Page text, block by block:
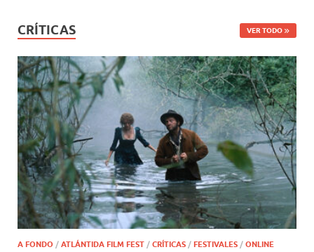
CRÍTICAS VER TODO
A FONDO / ATLÁNTIDA FILM FEST / CRÍTICAS / FESTIVALES / ONLINE